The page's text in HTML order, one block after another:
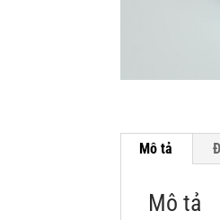
Mô tả
Mô tả